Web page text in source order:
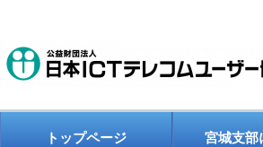
トップページ 宮城支部